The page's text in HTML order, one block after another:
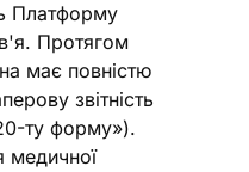
Платформу
Протягом
має повністю
звітність
ту форму»).
медичної